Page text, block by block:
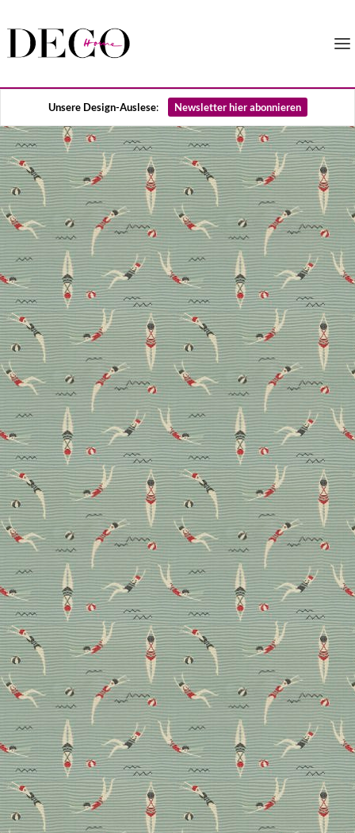
Unsere Design-Auslese: Newsletter hier abonnieren
Top-Thema Teppich:
Unsere 10 Favoriten
Er verleiht glatten Oberflächen haptisch wie optisch
Wärme, spielt eine wichtige Rolle für die Akustik,
unterteilt Wohnbereiche und verbindet zugleich
einzelne Möbelstücke miteinander. Wir verraten, wie
Sie das multifunktionale Stilelement Teppich richtig
einsetzen und zeigen unsere aktuellen